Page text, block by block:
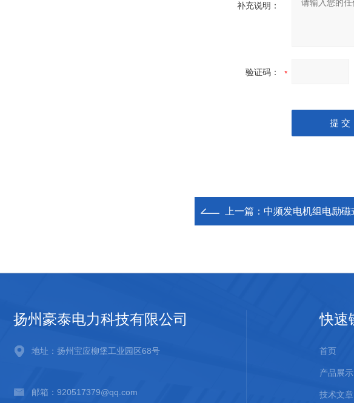
补充说明：
验证码：
上一篇： 中频发电机组电励磁
扬州豪泰电力科技有限公司
地址：扬州宝应柳堡工业园区68号
邮箱：920517379@qq.com
快速
首页
产品展示
技术文章